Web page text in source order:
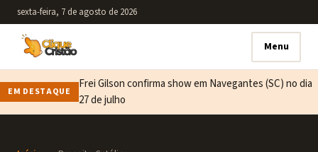
sexta-feira, 7 de agosto de 2026
Menu
EM DESTAQUE
Frei Gilson confirma show em Navegantes (SC) no dia
27 de julho